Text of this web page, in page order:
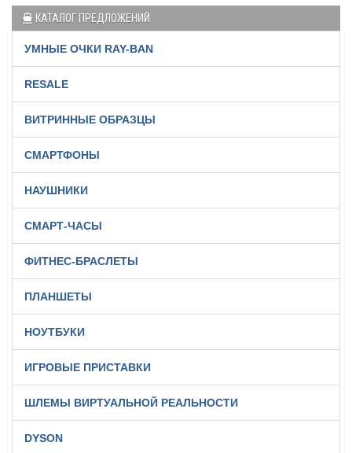
КАТАЛОГ ПРЕДЛОЖЕНИЙ
УМНЫЕ ОЧКИ RAY-BAN
RESALE
ВИТРИННЫЕ ОБРАЗЦЫ
СМАРТФОНЫ
НАУШНИКИ
СМАРТ-ЧАСЫ
ФИТНЕС-БРАСЛЕТЫ
ПЛАНШЕТЫ
НОУТБУКИ
ИГРОВЫЕ ПРИСТАВКИ
ШЛЕМЫ ВИРТУАЛЬНОЙ РЕАЛЬНОСТИ
DYSON